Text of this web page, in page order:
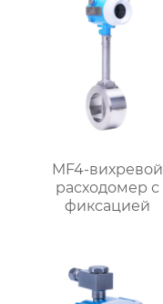
MF4-вихревой
расходомер с
фиксацией